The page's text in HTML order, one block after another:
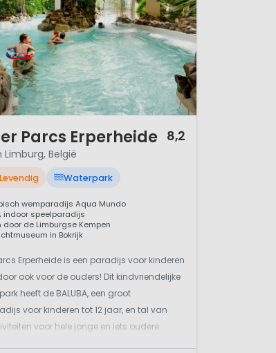
Parcs Erperheide 8,2
Limburg, België
Levendig Waterpark
wemparadijs Aqua Mundo
indoor speelparadijs
door de Limburgse Kempen
in Bokrijk
Erperheide is een paradijs voor kinderen
ook voor de ouders! Dit kindvriendelijke
heeft de BALUBA, een groot
voor kinderen tot 12 jaar, en tal van
voor hele jonge en iets oudere